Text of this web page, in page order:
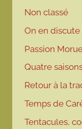
Non classé
On en discute
Passion
Quatre
Retour à la
Temps de
Tentacules,